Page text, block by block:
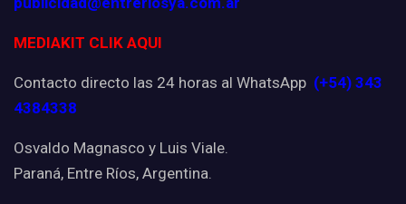
MEDIAKIT CLIK AQUI
Contacto directo las 24 horas al WhatsApp (+54) 343
4384338
Osvaldo Magnasco y Luis Viale.
Paraná, Entre Ríos, Argentina.